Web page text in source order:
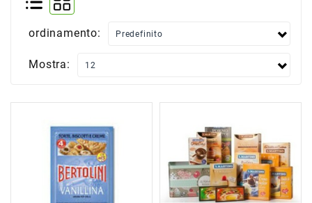
Scatolame
Surgelati
Minestroni
ordinamento:
Mostra: